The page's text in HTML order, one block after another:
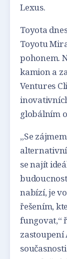
Lexus.
Toyota
Toyotu
pohonem.
kamion a
Ventures
globálním
„Se
se najít
nabízí, je
řešením,
fungovat,“
zastoupení